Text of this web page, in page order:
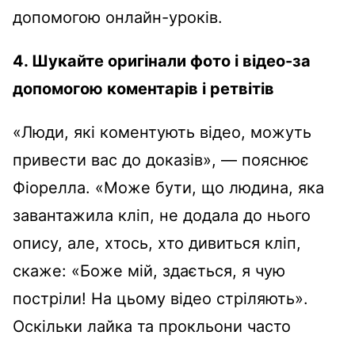
допомогою онлайн-уроків.
4. Шукайте оригінали фото і відео-за
допомогою коментарів і ретвітів
«Люди, які коментують відео, можуть
привести вас до доказів», — пояснює
Фіорелла. «Може бути, що людина, яка
завантажила кліп, не додала до нього
опису, але, хтось, хто дивиться кліп,
скаже: «Боже мій, здається, я чую
постріли! На цьому відео стріляють».
Оскільки лайка та прокльони часто